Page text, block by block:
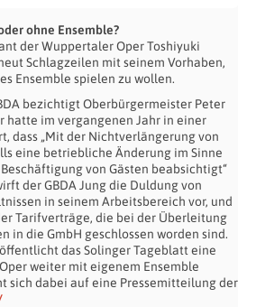
ohne Ensemble?
der Wuppertaler Oper Toshiyuki
Schlagzeilen mit seinem Vorhaben,
Ensemble spielen zu wollen.
bezichtigt Oberbürgermeister Peter
hatte im vergangenen Jahr in einer
dass „Mit der Nichtverlängerung von
eine betriebliche Änderung im Sinne
von Gästen beabsichtigt“
der GBDA Jung die Duldung von
in seinem Arbeitsbereich vor, und
Tarifverträge, die bei der Überleitung
in die GmbH geschlossen worden sind.
das Solinger Tageblatt eine
weiter mit eigenem Ensemble
sich dabei auf eine Pressemitteilung der